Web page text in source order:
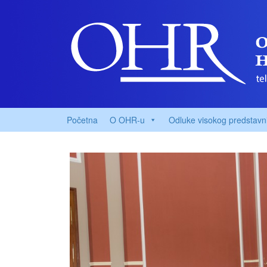
Početna O OHR-u Odluke visokog